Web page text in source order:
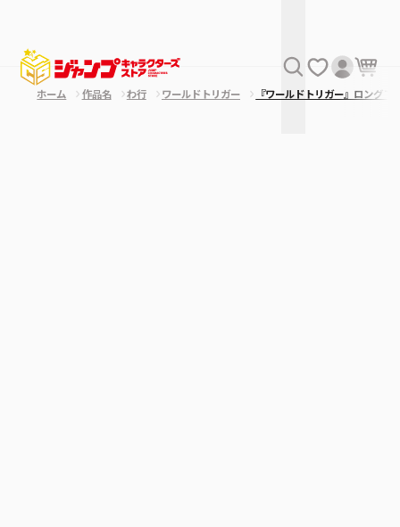
ホーム 作品名 わ行 ワールドトリガー 『ワールドトリガー』ロング